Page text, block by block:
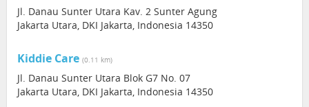
Jl. Danau Sunter Utara Kav. 2 Sunter Agung
Jakarta Utara, DKI Jakarta, Indonesia 14350
Kiddie Care (0.11 km)
Jl. Danau Sunter Utara Blok G7 No. 07
Jakarta Utara, DKI Jakarta, Indonesia 14350